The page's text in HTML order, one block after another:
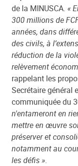
de la MINUSCA. «
300 millions de
années, dans
des civils, à
réduction de la
relèvement
rappelant les
Secrétaire général
communiquée du
n'entameront en
mettre en œuvre
préserver et
notamment au
les défis ».